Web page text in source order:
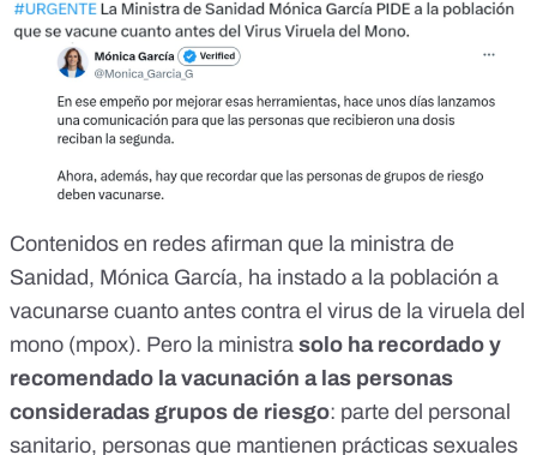
Contenidos en redes afirman que la ministra de
Sanidad, Mónica García, ha instado a la población a
vacunarse cuanto antes contra el virus de la viruela del
mono (mpox). Pero la ministra solo ha recordado y
recomendado la vacunación a las personas
consideradas grupos de riesgo: parte del personal
sanitario, personas que mantienen prácticas sexuales